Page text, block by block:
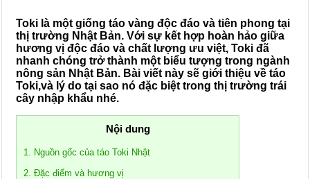
Toki là một giống táo vàng độc đáo và tiên phong tại
thị trường Nhật Bản. Với sự kết hợp hoàn hảo giữa
hương vị độc đáo và chất lượng ưu việt, Toki đã
nhanh chóng trở thành một biểu tượng trong ngành
nông sản Nhật Bản. Bài viết này sẽ giới thiệu về táo
Toki,và lý do tại sao nó đặc biệt trong thị trường trái
cây nhập khẩu nhé.
Nội dung
1. Nguồn gốc của táo Toki Nhật
2. Đặc điểm và hương vị